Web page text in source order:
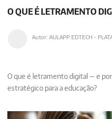
O QUE É LETRAMENTO
Autor: AULAPP EDTECH -
O que é letramento digital — e
estratégico para a educação?